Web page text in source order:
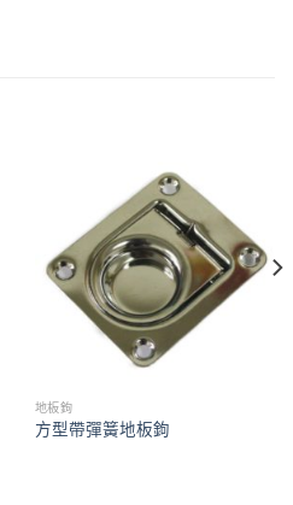
地板鉤
方型帶彈簧地板鉤